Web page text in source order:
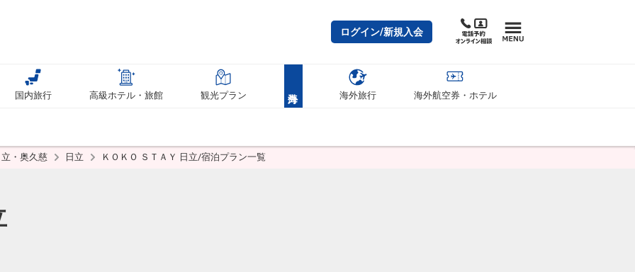
ログイン/新規入会
国内旅行 高級ホテル・旅館 観光プラン 海外旅行 海外航空券・ホテル
・奥久慈 日立 ＫＯＫＯ ＳＴＡＹ 日立/宿泊プラン一覧